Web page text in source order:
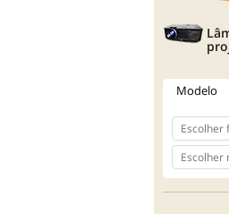
Modelo